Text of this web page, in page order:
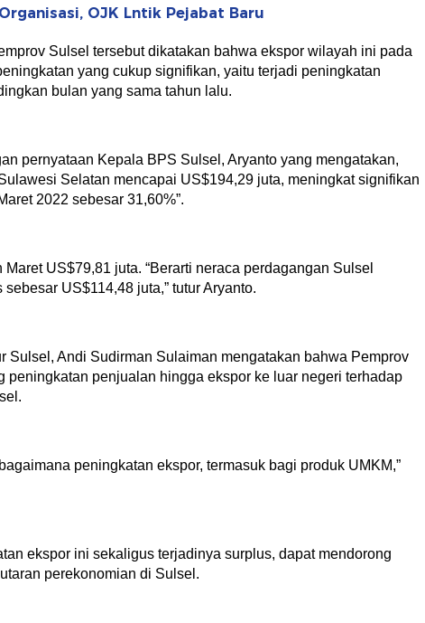
OJK Lntik Pejabat Baru
Sulsel tersebut dikatakan bahwa ekspor wilayah ini pada
yang cukup signifikan, yaitu terjadi peningkatan
bulan yang sama tahun lalu.
pernyataan Kepala BPS Sulsel, Aryanto yang mengatakan,
Selatan mencapai US$194,29 juta, meningkat signifikan
2022 sebesar 31,60%”.
US$79,81 juta. “Berarti neraca perdagangan Sulsel
US$114,48 juta,” tutur Aryanto.
Sulsel, Andi Sudirman Sulaiman mengatakan bahwa Pemprov
peningkatan penjualan hingga ekspor ke luar negeri terhadap
peningkatan ekspor, termasuk bagi produk UMKM,”
ekspor ini sekaligus terjadinya surplus, dapat mendorong
perekonomian di Sulsel.